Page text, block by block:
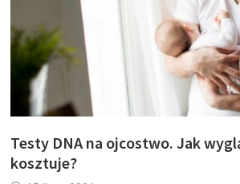
Testy DNA na ojcostwo. Jak
kosztuje?